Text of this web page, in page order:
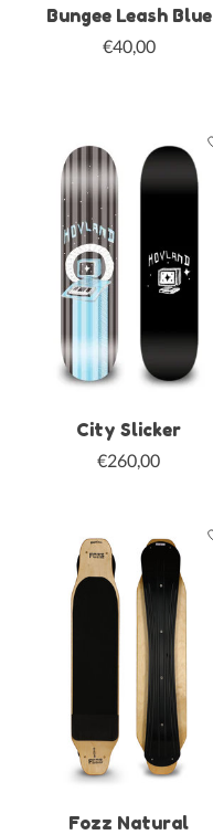
Bungee Leash Blue
€40,00
City Slicker
€260,00
Fozz Natural